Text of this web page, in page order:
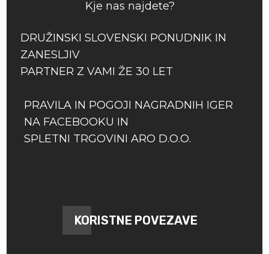
Kje nas najdete?
DRUŽINSKI SLOVENSKI PONUDNIK IN
ZANESLJIV
PARTNER Z VAMI ŽE 30 LET
PRAVILA IN POGOJI NAGRADNIH IGER
NA FACEBOOKU IN
SPLETNI TRGOVINI ARO D.O.O.
KORISTNE POVEZAVE